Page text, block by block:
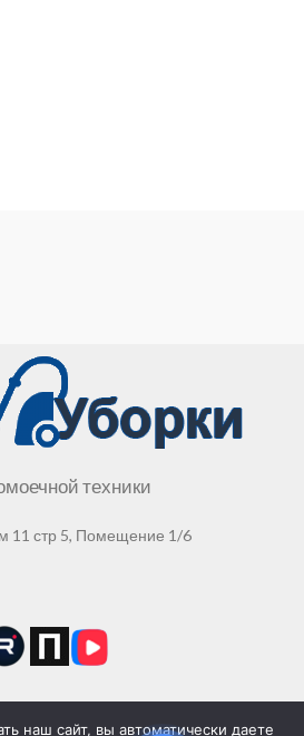
техники
11 стр 5, Помещение 1/6
наш сайт, вы автоматически даете